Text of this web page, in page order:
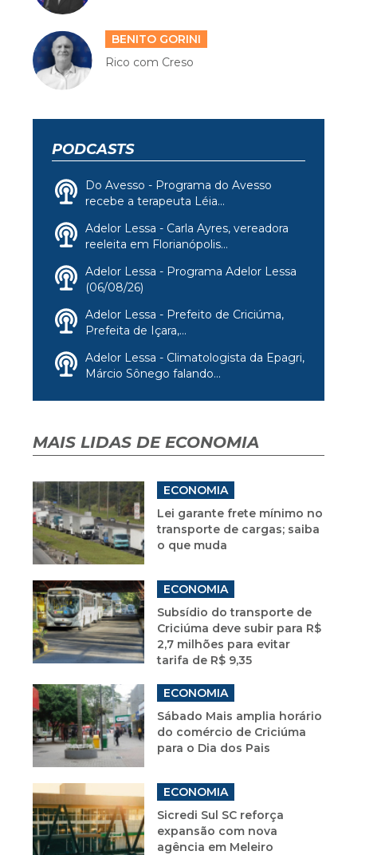
BENITO GORINI
Rico com Creso
PODCASTS
Do Avesso - Programa do Avesso
recebe a terapeuta Léia...
Adelor Lessa - Carla Ayres, vereadora
reeleita em Florianópolis...
Adelor Lessa - Programa Adelor Lessa
(06/08/26)
Adelor Lessa - Prefeito de Criciúma,
Prefeita de Içara,...
Adelor Lessa - Climatologista da Epagri,
Márcio Sônego falando...
MAIS LIDAS DE ECONOMIA
ECONOMIA
Lei garante frete mínimo no
transporte de cargas; saiba
o que muda
ECONOMIA
Subsídio do transporte de
Criciúma deve subir para R$
2,7 milhões para evitar
tarifa de R$ 9,35
ECONOMIA
Sábado Mais amplia horário
do comércio de Criciúma
para o Dia dos Pais
ECONOMIA
Sicredi Sul SC reforça
expansão com nova
agência em Meleiro